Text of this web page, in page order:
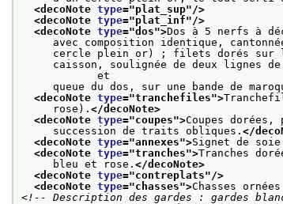
<decoNote type="plat_sup"/>
<decoNote type="plat_inf"/>
<decoNote type="dos">Dos à 5 nerfs à
avec composition identique, cantonnée
cercle plein or) ; filets dorés sur
caisson, soulignée de deux lignes de
            et
queue du dos, sur une bande de
<decoNote type="tranchefiles">
rose). </decoNote>
<decoNote type="coupes">Coupes
succession de traits obliques. </
<decoNote type="annexes">Signet de
<decoNote type="tranches">Tranches
bleu et rose. </decoNote>
<decoNote type="contreplats"/>
<decoNote type="chasses">Chasses
<!-- Description des gardes : gardes